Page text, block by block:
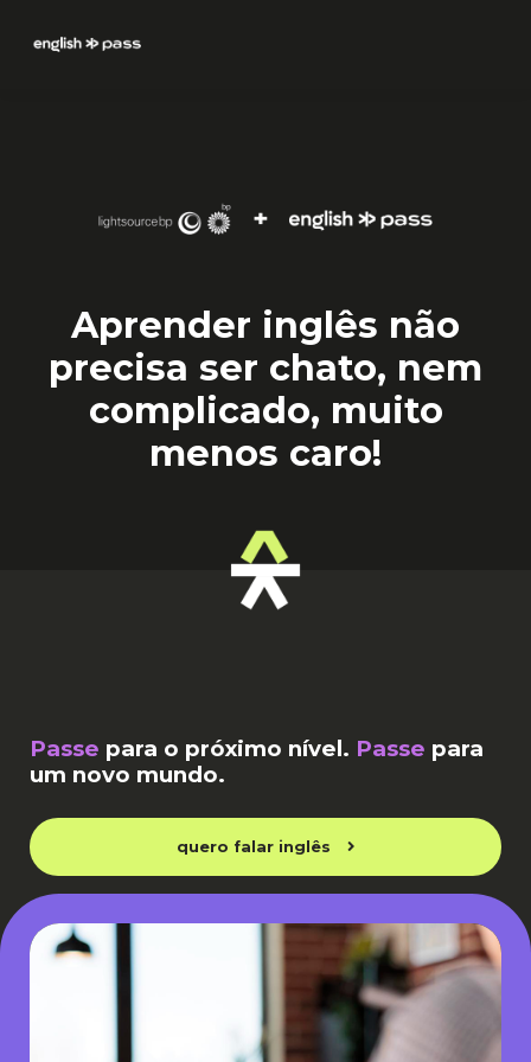
Aprender inglês não
precisa ser chato, nem
complicado, muito
menos caro!
Passe para o próximo nível. Passe para
um novo mundo.
quero falar inglês